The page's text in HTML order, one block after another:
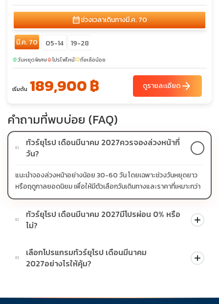
calendar_monthช่วงเวลาเดินทางมี.ค. 70
มี.ค. 70 05-14 19-28
sunnyวันหยุดพิเศษlocal_fire_departmentโปรไฟไหม้confirmation_numberที่เหลือน้อย
เริ่มต้น 189,900 ฿ ดูรายละเอียดarrow_forward
คำถามที่พบบ่อย (FAQ)
01
ทัวร์ยุโรป เดือนมีนาคม 2027ควรจองล่วงหน้ากี่
วัน?
แนะนำจองล่วงหน้าอย่างน้อย 30-60 วัน โดยเฉพาะช่วงวันหยุดยาว
หรือฤดูกาลยอดนิยม เพื่อให้มีตัวเลือกวันเดินทางและราคาที่เหมาะกว่า
02
ทัวร์ยุโรป เดือนมีนาคม 2027มีโปรผ่อน 0% หรือ
ไม่?
บางโปรแกรมมีโปรผ่อน 0% หรือโปรโมชั่นบัตรเครดิตตามเงื่อนไขที่
บริษัทกำหนด สามารถดูสัญลักษณ์โปรโมชั่นในรายการทัวร์แต่ละ
รายการได้
03
เลือกโปรแกรมทัวร์ยุโรป เดือนมีนาคม
2027อย่างไรให้คุ้ม?
ช่วงราคา ไม่ควรเทียบจากราคาต่ำสุดเพียงอย่างเดียว